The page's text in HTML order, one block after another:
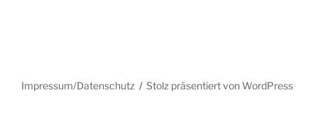
Impressum/Datenschutz Stolz präsentiert von WordPress